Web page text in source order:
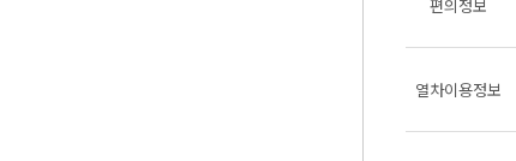
편의정보
열차이용정보